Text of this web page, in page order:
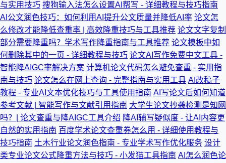
与实用技巧 搜狗输入法怎么设置AI帮写 - 详细教程与技巧指南
AI公文润色技巧：如何利用AI提升公文质量并降低AI率 论文怎
么修改才能降低查重率 | 高效降重技巧与工具推荐 论文文字复制
部分需要降重吗？学术写作降重指南与工具推荐 论文模板中如
何删除其中的一页 - 详细教程与技巧 论文AI写作免费中文工具 -
智能降AIGC率解决方案 计算机论文代码怎么避免查重 - 实用指
南与技巧 论文怎么在网上查询 - 完整指南与实用工具 AI改稿子
教程 - 专业AI文本优化技巧与工具使用指南 AI写论文后如何知道
参考文献 | 智能写作与文献引用指南 大学生论文抄袭检测是知网
吗？| 论文查重与降AIGC工具介绍 降AI辅写疑似度 - 让AI内容更
自然的实用指南 百度学术论文查重券怎么用 - 详细使用教程与
技巧指南 土木行业论文润色指南 - 专业学术写作优化服务 设计
类专业论文公式降重方法与技巧 - 小发猫工具指南 AI怎么润色论